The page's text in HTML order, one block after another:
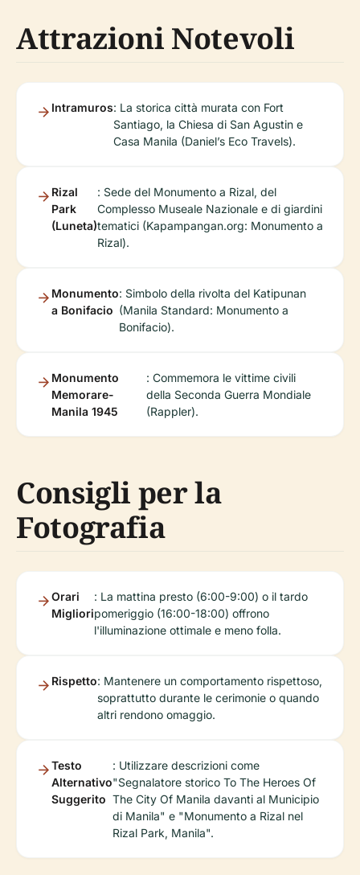
Attrazioni Notevoli
Intramuros: La storica città murata con Fort
Santiago, la Chiesa di San Agustin e
Casa Manila (Daniel’s Eco Travels).
Rizal
Park
(Luneta)
: Sede del Monumento a Rizal, del
Complesso Museale Nazionale e di giardini
tematici (Kapampangan.org: Monumento a
Rizal).
Monumento
a Bonifacio
: Simbolo della rivolta del Katipunan
(Manila Standard: Monumento a
Bonifacio).
Monumento
Memorare-
Manila 1945
: Commemora le vittime civili
della Seconda Guerra Mondiale
(Rappler).
Consigli per la
Fotografia
Orari
Migliori
: La mattina presto (6:00-9:00) o il tardo
pomeriggio (16:00-18:00) offrono
l'illuminazione ottimale e meno folla.
Rispetto: Mantenere un comportamento rispettoso,
soprattutto durante le cerimonie o quando
altri rendono omaggio.
Testo
Alternativo
Suggerito
: Utilizzare descrizioni come
"Segnalatore storico To The Heroes Of
The City Of Manila davanti al Municipio
di Manila" e "Monumento a Rizal nel
Rizal Park, Manila".